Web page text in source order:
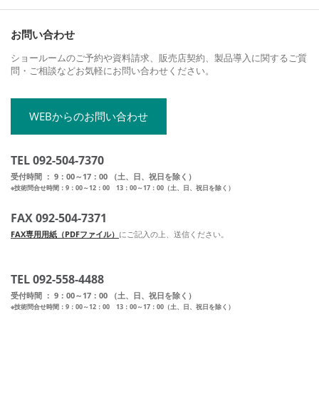
お問い合わせ
ショールームのご予約や資料請求、販売店契約、製品導入に関するご質
問・ご相談などお気軽にお問い合わせください。
WEBからのお問い合わせ
TEL 092-504-7370
受付時間 ： 9：00～17：00 （土、日、祝日を除く）
※技術問合せ時間：9：00～12：00 13：00～17：00（土、日、祝日を除く）
FAX 092-504-7371
FAX専用用紙（PDFファイル） にご記入の上、送信ください。
TEL 092-558-4488
受付時間 ： 9：00～17：00 （土、日、祝日を除く）
※技術問合せ時間：9：00～12：00 13：00～17：00（土、日、祝日を除く）